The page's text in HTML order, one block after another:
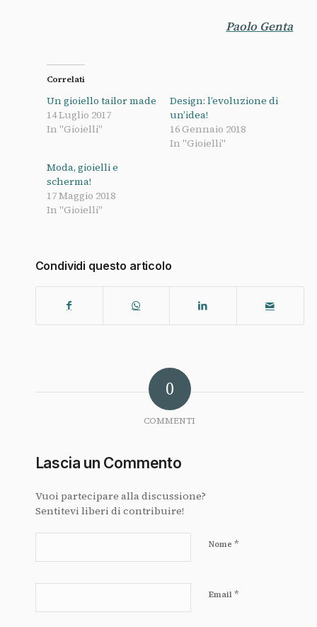
Paolo Genta
Correlati
Un gioiello tailor made
14 Luglio 2017
In "Gioielli"
Design: l’evoluzione di
un’idea!
16 Gennaio 2018
In "Gioielli"
Moda, gioielli e
scherma!
17 Maggio 2018
In "Gioielli"
Condividi questo articolo
0
COMMENTI
Lascia un Commento
Vuoi partecipare alla discussione?
Sentitevi liberi di contribuire!
Nome *
Email *